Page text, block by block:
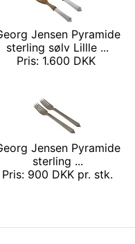
Jensen Pyramide
sterling sølv Lillle ...
Pris: 1.600 DKK
Jensen Pyramide
sterling ...
Pris: 900 DKK pr. stk.